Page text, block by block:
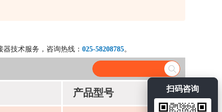
扫码咨询
器技术服务，咨询热线： 025-58208785。
产品型号